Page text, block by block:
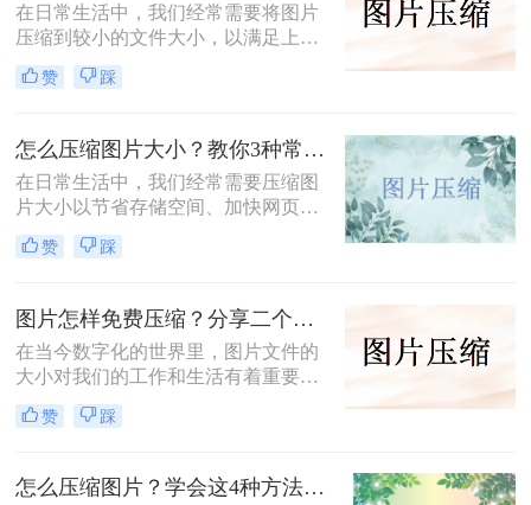
标。
在日常生活中，我们经常需要将图片
压缩到较小的文件大小，以满足上
传、发送或存储的需求那么图片大小
怎么压缩到500k以内呢？本文将介绍
法。
赞 踩
怎么压缩图片大小？教你3种常用压缩方法！
在日常生活中，我们经常需要压缩图
片大小以节省存储空间、加快网页加
载速度或方便文件传输。那么怎么压
缩图片大小呢？本文将介绍三种压缩
片压缩。
赞 踩
图片怎样免费压缩？分享二个简单易用的压缩方法！
在当今数字化的世界里，图片文件的
大小对我们的工作和生活有着重要影
响。无论是为了加速网页加载速度、
满足社交媒体平台的上传要求，还是
费压缩是一项不可或缺的技能。本文
将介绍两种简单易用的图片压缩方
赞 踩
怎么压缩图片？学会这4种方法可以轻松压缩大小!